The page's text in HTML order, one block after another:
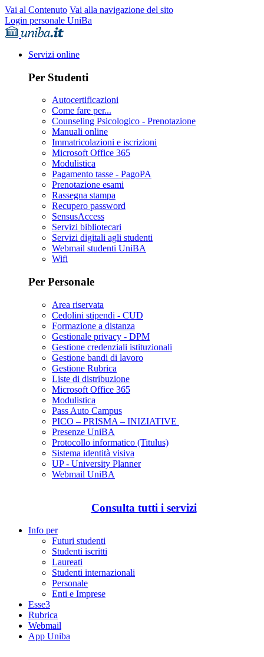
Vai al Contenuto Vai alla navigazione del sito
Login personale UniBa
Servizi online
Per Studenti
Autocertificazioni
Come fare per...
Counseling Psicologico - Prenotazione
Manuali online
Immatricolazioni e iscrizioni
Microsoft Office 365
Modulistica
Pagamento tasse - PagoPA
Prenotazione esami
Rassegna stampa
Recupero password
SensusAccess
Servizi bibliotecari
Servizi digitali agli studenti
Webmail studenti UniBA
Wifi
Per Personale
Area riservata
Cedolini stipendi - CUD
Formazione a distanza
Gestionale privacy - DPM
Gestione credenziali istituzionali
Gestione bandi di lavoro
Gestione Rubrica
Liste di distribuzione
Microsoft Office 365
Modulistica
Pass Auto Campus
PICO – PRISMA – INIZIATIVE
Presenze UniBA
Protocollo informatico (Titulus)
Sistema identità visiva
UP - University Planner
Webmail UniBA
Consulta tutti i servizi
Info per
Futuri studenti
Studenti iscritti
Laureati
Studenti internazionali
Personale
Enti e Imprese
Esse3
Rubrica
Webmail
App Uniba